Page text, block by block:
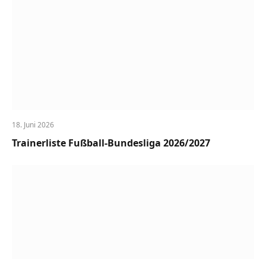
18. Juni 2026
Trainerliste Fußball-Bundesliga 2026/2027